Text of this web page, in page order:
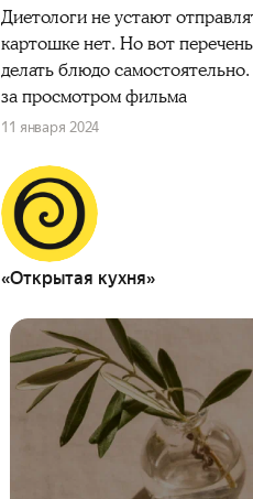
Диетологи не устают
картошкенет. Но вот перечень
делатьблюдо
за просмотром фильма
11 января 2024
«Открытая кухня»